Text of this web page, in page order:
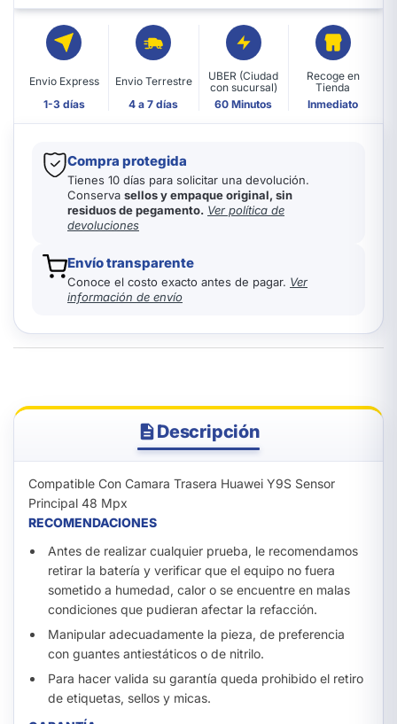
Envio Express
1-3 días
Envio Terrestre
4 a 7 días
UBER (Ciudad
con sucursal)
60 Minutos
Recoge en
Tienda
Inmediato
Compra protegida
Tienes 10 días para solicitar una devolución.
Conserva sellos y empaque original, sin
residuos de pegamento. Ver política de
devoluciones
Envío transparente
Conoce el costo exacto antes de pagar. Ver
información de envío
Descripción
Compatible Con Camara Trasera Huawei Y9S Sensor
Principal 48 Mpx
RECOMENDACIONES
Antes de realizar cualquier prueba, le recomendamos
retirar la batería y verificar que el equipo no fuera
sometido a humedad, calor o se encuentre en malas
condiciones que pudieran afectar la refacción.
Manipular adecuadamente la pieza, de preferencia
con guantes antiestáticos o de nitrilo.
Para hacer valida su garantía queda prohibido el retiro
de etiquetas, sellos y micas.